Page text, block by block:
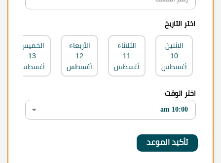
اختر التاريخ
الاثنين
10
أغسطس
الثلاثاء
11
أغسطس
الأربعاء
12
أغسطس
الخميس
13
أغسطس
اختر الوقت